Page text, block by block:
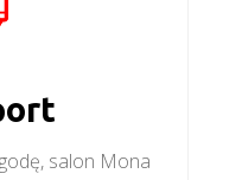
salon Mona